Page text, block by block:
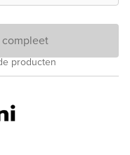
producten